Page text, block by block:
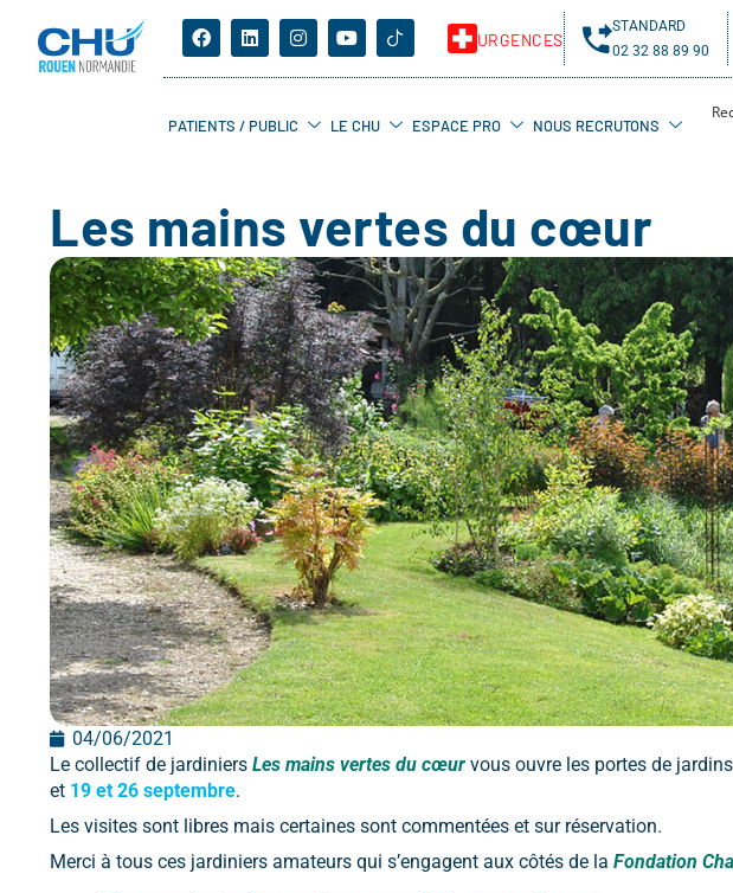
URGENCES
STANDARD
02 32 88 89 90
PATIENTS / PUBLIC LE CHU ESPACE PRO NOUS RECRUTONS
Les mains vertes du cœur
04/06/2021
Le collectif de jardiniers Les mains vertes du cœur vous ouvre les portes de
et 19 et 26 septembre.
Les visites sont libres mais certaines sont commentées et sur réservation.
Merci à tous ces jardiniers amateurs qui s’engagent aux côtés de la Fondation